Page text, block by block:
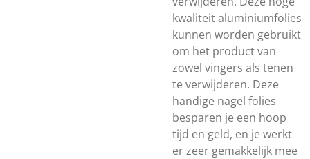
kwaliteit aluminiumfolies
kunnen worden gebruikt
om het product van
zowel vingers als tenen
te verwijderen. Deze
handige nagel folies
besparen je een hoop
tijd en geld, en je werkt
er zeer gemakkelijk mee